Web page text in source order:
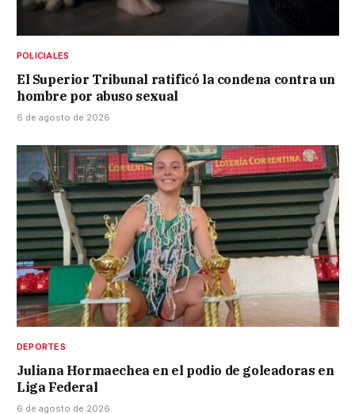
POLICIALES
El Superior Tribunal ratificó la condena contra un
hombre por abuso sexual
6 de agosto de 2026
DEPORTES
Juliana Hormaechea en el podio de goleadoras en
Liga Federal
6 de agosto de 2026